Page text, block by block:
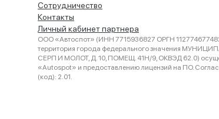
Сотрудничество
Контакты
Личный кабинет партнера
ООО «Автоспот» (ИНН 7715936827 ОРГН
территория города федерального значения
СЕРП И МОЛОТ, Д. 10, ПОМЕЩ. 41Н/9, ОКВЭД 62.0)
«Autospot» и предоставлению лицензий на ПО.
(код): 2.01.